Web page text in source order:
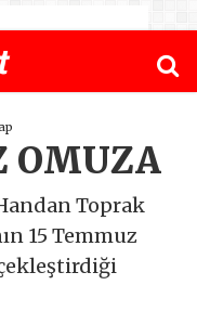
OMUZA
Toprak
15 Temmuz